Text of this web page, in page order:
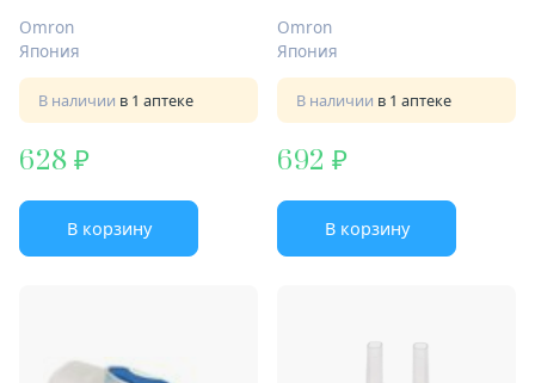
С30/С24/С24Kids/С20/С21/
С900
Omron
Япония
В наличии в 1 аптеке
628
В корзину
СХ3/
СХPro/C20/C21/C24/C24Kids/
Omron
Япония
В наличии в 1 аптеке
692
В корзину